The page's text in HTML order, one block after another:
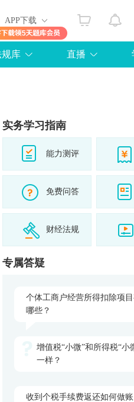
APP下载
规库 直播
实务学习指南
能力测评
免费问答
财经法规
专属答疑
个体工商户经营所得扣除项
哪些？
增值税“小微”和所得税“小
一样？
收到个税手续费返还如何做账